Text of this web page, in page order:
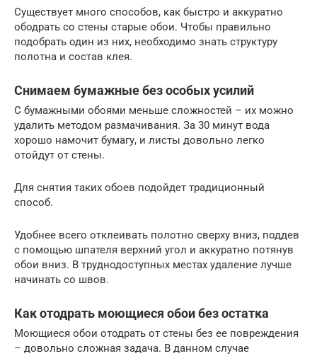
Существует много способов, как быстро и аккуратно
ободрать со стены старые обои. Чтобы правильно
подобрать один из них, необходимо знать структуру
полотна и состав клея.
Снимаем бумажные без особых усилий
С бумажными обоями меньше сложностей – их можно
удалить методом размачивания. За 30 минут вода
хорошо намочит бумагу, и листы довольно легко
отойдут от стены.
Для снятия таких обоев подойдет традиционный
способ.
Удобнее всего отклеивать полотно сверху вниз, поддев
с помощью шпателя верхний угол и аккуратно потянув
обои вниз. В труднодоступных местах удаление лучше
начинать со швов.
Как отодрать моющиеся обои без остатка
Моющиеся обои отодрать от стены без ее повреждения
– довольно сложная задача. В данном случае